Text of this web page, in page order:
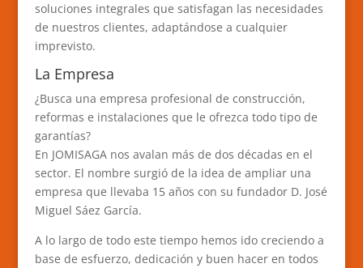
soluciones integrales que satisfagan las necesidades
de nuestros clientes, adaptándose a cualquier
imprevisto.
La Empresa
¿Busca una empresa profesional de construcción,
reformas e instalaciones que le ofrezca todo tipo de
garantías?
En JOMISAGA nos avalan más de dos décadas en el
sector. El nombre surgió de la idea de ampliar una
empresa que llevaba 15 años con su fundador D. José
Miguel Sáez García.
A lo largo de todo este tiempo hemos ido creciendo a
base de esfuerzo, dedicación y buen hacer en todos